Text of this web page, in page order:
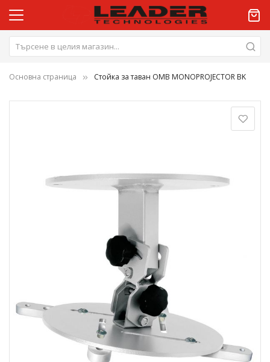
Основна страница Стойка за таван OMB MONOPROJECTOR BK
изображенията